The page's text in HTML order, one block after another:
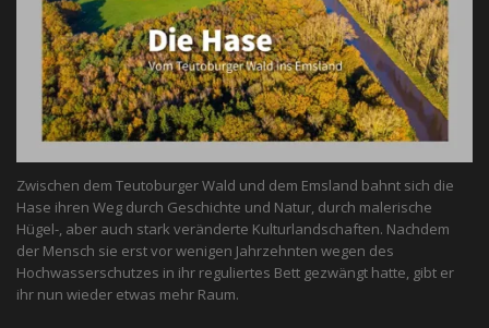
Zwischen dem Teutoburger Wald und dem Emsland bahnt sich die
Hase ihren Weg durch Geschichte und Natur, durch malerische
Hügel-, aber auch stark veränderte Kulturlandschaften. Nachdem
der Mensch sie erst vor wenigen Jahrzehnten wegen des
Hochwasserschutzes in ihr reguliertes Bett gezwängt hatte, gibt er
ihr nun wieder etwas mehr Raum.